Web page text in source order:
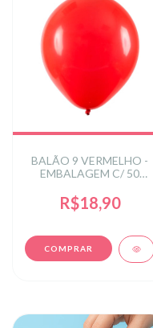
BALÃO 9 VERMELHO -
EMBALAGEM C/ 50
R$18,90